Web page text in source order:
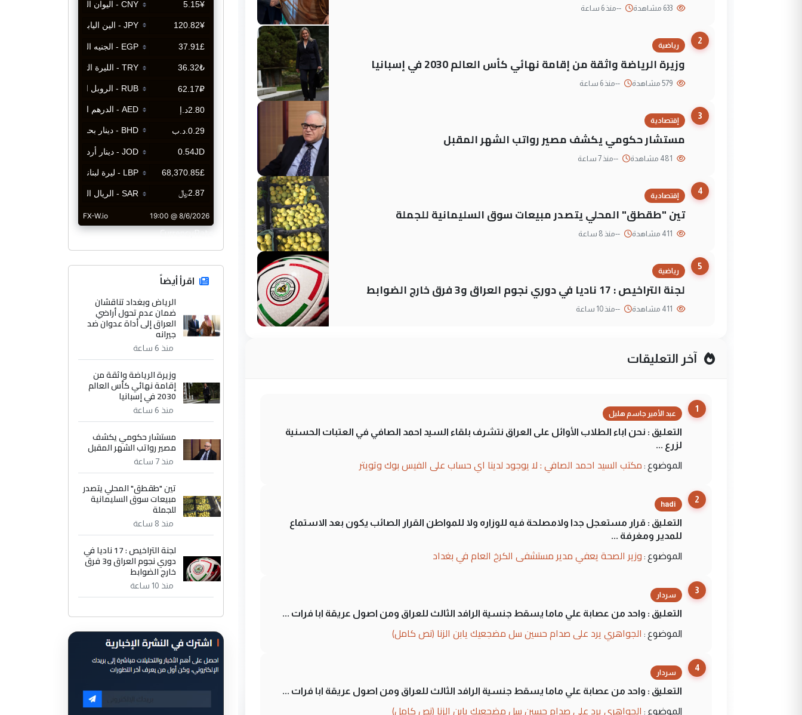
--منذ 6 ساعة
2
رياضية
وزيرة الرياضة واثقة من إقامة نهائي كأس العالم 2030 في إسبانيا
--منذ 6 ساعة
3
إقتصادية
مستشار حكومي يكشف مصير رواتب الشهر المقبل
--منذ 7 ساعة
4
إقتصادية
تين "طقطق" المحلي يتصدر مبيعات سوق السليمانية للجملة
--منذ 8 ساعة
5
رياضية
لجنة التراخيص : 17 ناديا في دوري نجوم العراق و3 فرق خارج الضوابط
--منذ 10 ساعة
آخر التعليقات
1
عبد الأمير جاسم هليل
التعليق : نحن اباء الطلاب الأوائل على العراق نتشرف بلقاء السيد احمد الصافي في العتبات الحسنية
لزرع ...
الموضوع : مكتب السيد احمد الصافي : لا يوجود لدينا اي حساب على الفيس بوك وتويتر
2
hadi
التعليق : قرار مستعجل جدا ولامصلحة فيه للوزاره ولا للمواطن القرار الصائب يكون بعد الاستماع
للمدير ومغرفة ...
الموضوع : وزير الصحة يعفي مدير مستشفى الكرخ العام في بغداد
3
سردار
التعليق : واحد من عصابة علي ماما يسقط جنسية الرافد الثالث للعراق ومن اصول عريقة ابا فرات ...
الموضوع : الجواهري يرد على صدام حسين سل مضجعيك يابن الزنا (نص كامل)
4
سردار
التعليق : واحد من عصابة علي ماما يسقط جنسية الرافد الثالث للعراق ومن اصول عريقة ابا فرات ...
الموضوع : الجواهري يرد على صدام حسين سل مضجعيك يابن الزنا (نص كامل)
CurrencyRate
اقرأ أيضاً
الرياض وبغداد تناقشان
ضمان عدم تحول أراضي
العراق إلى أداة عدوان ضد
جيرانه
منذ 6 ساعة
وزيرة الرياضة واثقة من
إقامة نهائي كأس العالم
2030 في إسبانيا
منذ 6 ساعة
مستشار حكومي يكشف
مصير رواتب الشهر المقبل
منذ 7 ساعة
تين "طقطق" المحلي يتصدر
مبيعات سوق السليمانية
للجملة
منذ 8 ساعة
لجنة التراخيص : 17 ناديا في
دوري نجوم العراق و3 فرق
خارج الضوابط
منذ 10 ساعة